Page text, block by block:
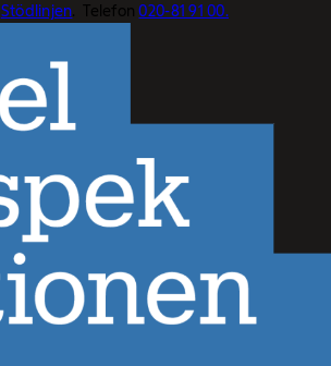
Stödlinjen. Telefon020-81 91 00.